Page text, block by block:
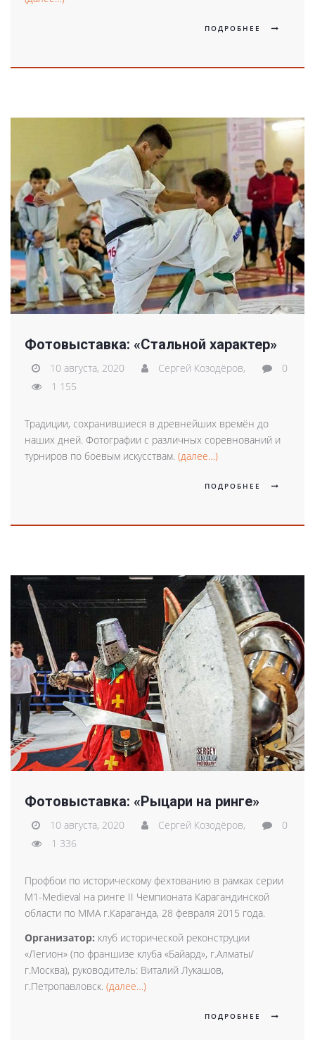
ПОДРОБНЕЕ
Фотовыставка: «Стальной характер»
10 августа, 2020 Сергей Козодёров,
0
1 155
Традиции, сохранившиеся в древнейших времён до
наших дней. Фотографии с различных соревнований и
турниров по боевым искусствам. (далее…)
ПОДРОБНЕЕ
Фотовыставка: «Рыцари на ринге»
10 августа, 2020 Сергей Козодёров,
0
1 336
Профбои по историческому фехтованию в рамках серии
M1-Medieval на ринге II Чемпионата Карагандинской
области по ММА г.Караганда, 28 февраля 2015 года.
Организатор: клуб исторической реконструции
«Легион» (по франшизе клуба «Байард», г.Алматы/
г.Москва), руководитель: Виталий Лукашов,
г.Петропавловск. (далее…)
ПОДРОБНЕЕ